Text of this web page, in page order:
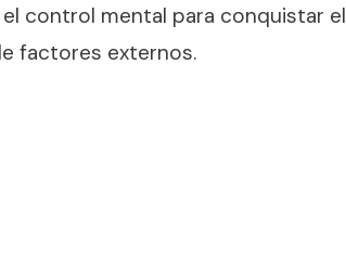
control mental para conquistar el
factores externos.